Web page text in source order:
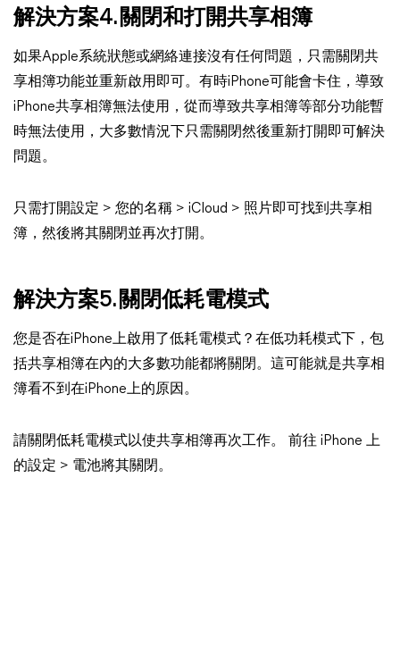
解決方案4. 關閉和打開共享相簿
如果Apple系統狀態或網絡連接沒有任何問題，只需關閉共
享相簿功能並重新啟用即可。有時iPhone可能會卡住，導致
iPhone共享相簿無法使用，從而導致共享相簿等部分功能暫
時無法使用，大多數情況下只需關閉然後重新打開即可解決
問題。
只需打開設定 > 您的名稱 > iCloud > 照片即可找到共享相
簿，然後將其關閉並再次打開。
解決方案5. 關閉低耗電模式
您是否在iPhone上啟用了低耗電模式？在低功耗模式下，包
括共享相簿在內的大多數功能都將關閉。這可能就是共享相
簿看不到在iPhone上的原因。
請關閉低耗電模式以使共享相簿再次工作。 前往 iPhone 上
的設定 > 電池將其關閉。